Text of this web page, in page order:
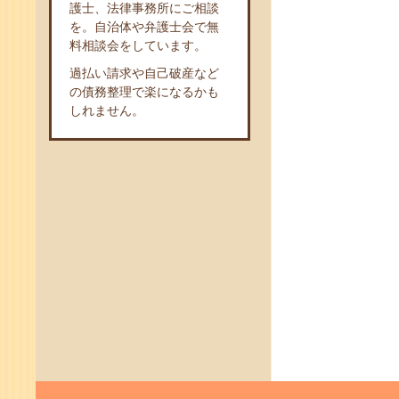
護士、法律事務所にご相談
を。自治体や弁護士会で無
料相談会をしています。
過払い請求や自己破産など
の債務整理で楽になるかも
しれません。